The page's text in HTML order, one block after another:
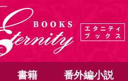
書籍 番外編小説